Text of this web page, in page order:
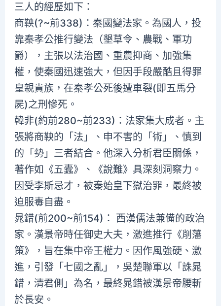
三人的經歷如下：
商鞅(?~前338)：秦國變法家。為國人，投
靠秦孝公推行變法（墾草令、農戰、軍功
爵），主張以法治國、重農抑商、加強集
權，使秦國迅速強大，但因手段嚴酷且得罪
皇親貴族，在秦孝公死後遭車裂(即五馬分
屍)之刑慘死。
韓非(約前280~前233)：法家集大成者。主
張將商鞅的「法」、申不害的「術」、慎到
的「勢」三者結合。他深入分析君臣關係，
著作如《五蠹》、《說難》具深刻洞察力。
因受李斯忌才，被秦始皇下獄治罪，最終被
迫服毒自盡。
晁錯(前200~前154)： 西漢儒法兼備的政治
家。漢景帝時任御史大夫，激進推行《削藩
策》，旨在集中帝王權力。因作風強硬、激
進，引發「七國之亂」，吳楚聯軍以「誅晁
錯，清君側」為名，最終晁錯被漢景帝腰斬
於長安。